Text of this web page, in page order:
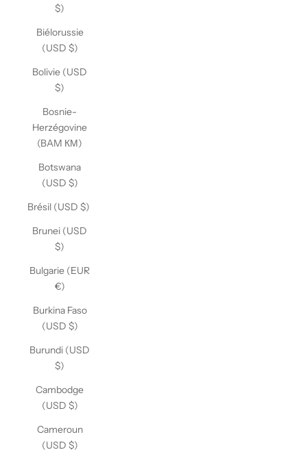
$)
Biélorussie
(USD $)
Bolivie (USD
$)
Bosnie-
Herzégovine
(BAM КМ)
Botswana
(USD $)
Brésil (USD $)
Brunei (USD
$)
Bulgarie (EUR
€)
Burkina Faso
(USD $)
Burundi (USD
$)
Cambodge
(USD $)
Cameroun
(USD $)